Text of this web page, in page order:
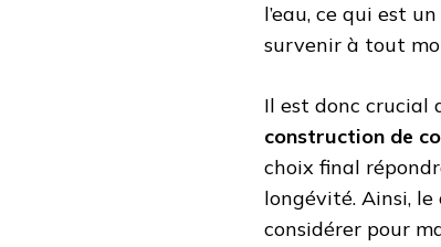
l’eau, ce qui est
survenir à tout
Il est donc crucial
construction de
choix final
longévité. Ainsi,
considérer pour